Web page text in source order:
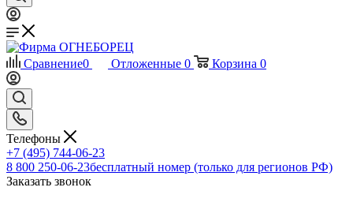
Сравнение0 Отложенные 0 Корзина 0
Телефоны
+7 (495) 744-06-23
8 800 250-06-23бесплатный номер (только для регионов РФ)
Заказать звонок